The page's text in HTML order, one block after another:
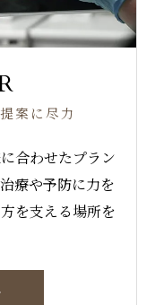
案に尽力
合わせたプラン
療や予防に力を
を支える場所を